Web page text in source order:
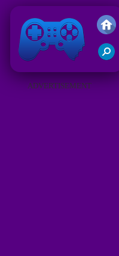
Juegos Friv 2019
ADVERTISEMENT